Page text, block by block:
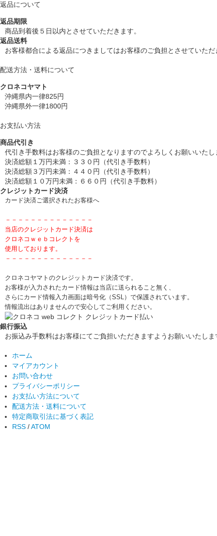
返品について
返品期限
商品到着後５日以内とさせていただきます。
返品送料
お客様都合による返品につきましてはお客様のご負担とさせていた
配送方法・送料について
クロネコヤマト
沖縄県内一律825円
沖縄県外一律1800円
お支払い方法
商品代引き
代引き手数料はお客様のご負担となりますのでよろしくお願いいたし
決済総額１万円未満：３３０円（代引き手数料）
決済総額３万円未満：４４０円（代引き手数料）
決済総額１０万円未満：６６０円（代引き手数料）
クレジットカード決済
カード決済ご選択されたお客様へ
－－－－－－－－－－－－－－
当店のクレジットカード決済は
クロネコｗｅｂコレクトを
使用しております。
－－－－－－－－－－－－－－
クロネコヤマトのクレジットカード決済です。
お客様が入力されたカード情報は当店に送られること無く、
さらにカード情報入力画面は暗号化（SSL）で保護されています。
情報流出はありませんので安心してご利用ください。
銀行振込
お振込み手数料はお客様にてご負担いただきますようお願いいたしま
ホーム
マイアカウント
お問い合わせ
プライバシーポリシー
お支払い方法について
配送方法・送料について
特定商取引法に基づく表記
RSS /ATOM